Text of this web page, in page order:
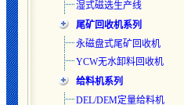
湿式磁选生产线
尾矿回收机系列
永磁盘式尾矿回收机
YCW无水卸料回收机
给料机系列
DEL/DEM定量给料机